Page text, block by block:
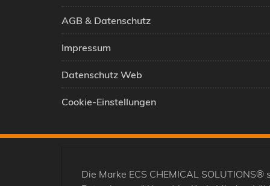
AGB & Datenschutz
Impressum
Datenschutz Web
Cookie-Einstellungen
Die Marke ECS CHEMICAL